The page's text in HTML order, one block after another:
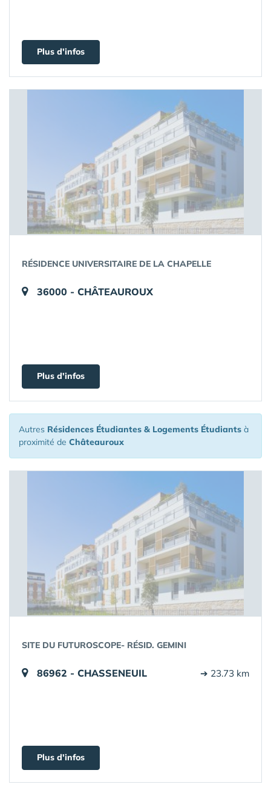
Plus d'infos
RÉSIDENCE UNIVERSITAIRE DE LA CHAPELLE
36000 - CHÂTEAUROUX
Plus d'infos
Autres Résidences Étudiantes & Logements Étudiants à
proximité de Châteauroux
SITE DU FUTUROSCOPE- RÉSID. GEMINI
86962 - CHASSENEUIL ➔ 23.73 km
Plus d'infos